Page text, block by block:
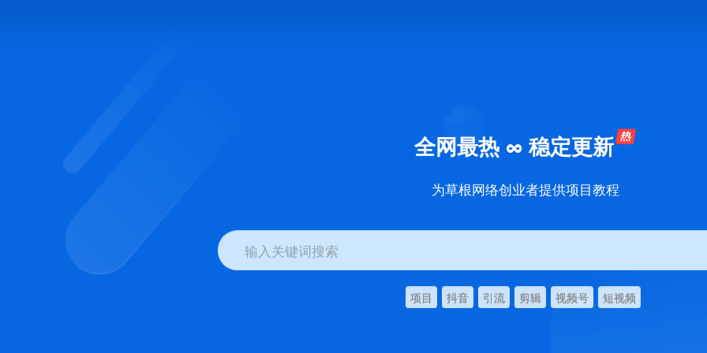
全网最热 ∞ 稳定更新
为草根网络创业者提供项目教程
输入关键词搜索
项目 抖音 引流 剪辑 视频号 短视频